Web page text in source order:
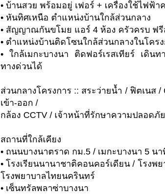
• บ้านสวย พร้อมอยู่ เฟอร์ + เครื่องใช้ไฟฟ้า
• หันทิศเหนือ ตำแหน่งบ้านใกล้ส่วนกลาง
• สัญญาณกันขโมย แอร์ 4 ห้อง ครัวครบ ฟรี
• ตำแหน่งบ้านติดโซนใกล้ส่วนกลางในโครง
• ใกล้เมกะบางนา ติดฟอร์เรสเทียร์ เดิน
ทางด่วนได้
ส่วนกลางโครงการ :: สระว่ายน้ำ / ฟิตเนส /
เข้า-ออก /
กล้อง CCTV / เจ้าหน้าที่รักษาความปลอดภั
สถานที่ใกล้เคียง
• ถนนบางนาตราด กม.5 / เมกะบางนา 5 นา
• โรงเรียนนานาชาติคอนคอร์เดียน / โรงพ
โรงพยาบาลไทยนครินทร์
• เซ็นทรัลพลาซ่าบางนา